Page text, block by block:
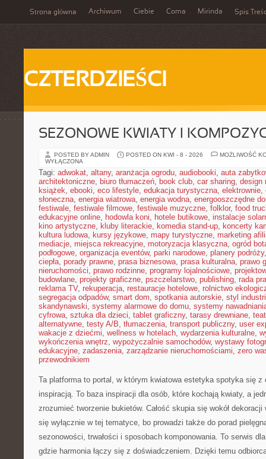
Strona główna Archiwum Ciebie Coma Mirinda Spis
CZTERDZIEŚCI
SEZONOWE KWIATY I
POSTED BY ADMIN POSTED ON KWI - 8 - 2026
MOŻLIWOŚĆ
WYŁĄCZONA
Tagi: adwokat, altany, aranżacja ogrodu, audiobooki, auta
architektoniczne, biuro tłumaczeń, book club, car sharing, design
książek, ebooki, eco lifestyle, edukacja turystyczna, elektrownie,
słoneczna, energia wiatrowa, energia wodna, energooszczędne
festiwale, festiwale filmowe, festiwale muzyczne, folklor, food
edukacyjne online, hodowla koni, hotele butikowe, instalacje
kino artystyczne, kluby literackie, komedia stand-up, koncerty
kultura ludowa, kursy językowe, mapy turystyczne, marketing
mediacje, miejsca rekreacyjne, motoryzacja klasyczna, ogród
podłogowe, organizacja eventów, parki narodowe, planery podróży
ciepła, porady prawne, prasa biznesowa, prasa kulturalna, prawo
nieruchomości, prawo rodzinne, programy lojalnościowe,
budowlane, projekty graficzne, pszczelarstwo, publishing, rada
reklama TV, rekuperacja, restauracje hotelowe, rolnictwo
segregacja odpadów, smart dom, spotkania autorskie, styl
skandynawski, systemy alarmowe do domu, systemy
cyfrowa, sztuka dla dzieci, tablet graficzny, tarasy drewniane,
alternatywne, testy A/B, tłumaczenia, transport publiczny, user
wakacje z dziećmi, wellness w hotelach, wydarzenia kulturalne,
wykończenia wnętrz, wypożyczalnie samochodów, wystawy
edukacyjne, zadaszenia, zarządzanie nieruchomościami, zero
przewodnikiem
Ta platforma to portal, w którym kwiatowa estetyka spotyka się z
inspiracją. To baza inspiracji dla osób, które kochają kwiaty, a
zrozumieć tworzenie bukietów. Całość skupia się wokół
się wyłącznie w tej tematyce, bo prowadzi także do porad
sezonowości, trwałości i sposobach komponowania. To serwis
gdzie harmonia łączy się z doświadczeniem. Dzięki temu